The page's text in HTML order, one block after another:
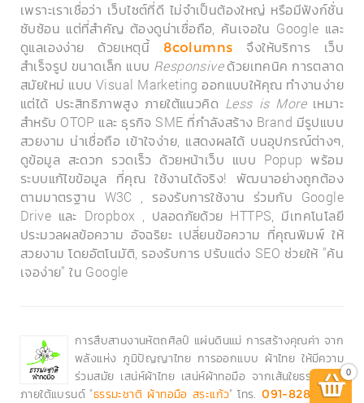
เพราะเราเชื่อว่า เว็บไซต์ที่ดี ไม่จำเป็นต้องใหญ่ หรือมีฟังก์ชั่น
ซับซ้อน แต่ที่สำคัญ ต้องดูน่าเชื่อถือ, ค้นเจอใน Google และ
ดูแลเองง่าย ด้วยเหตุนี้
8columns
จึงให้บริการ เว็บ
สำเร็จรูป ขนาดเล็ก แบบ Responsiveด้วยเทคนิค การตลาด
สมัยใหม่ แบบ Visual Marketing ออกแบบให้คุณ ทำงานง่าย
แต่ได้ ประสิทธิภาพสูง ภายใต้แนวคิด Less is Moreเหมาะ
สำหรับ OTOP และ ธุรกิจ SME ที่กำลังสร้าง Brand มีรูปแบบ
สวยงาม น่าเชื่อถือ เข้าใจง่าย, แสดงผลได้ บนอุปกรณ์ต่างๆ,
ดูข้อมูล สะดวก รวดเร็ว ด้วยหน้าเว็บ แบบ Popup พร้อม
ระบบแก้ไขข้อมูล ที่คุณ ใช้งานได้จริง! พัฒนาอย่างถูกต้อง
ตามมาตรฐาน W3C , รองรับการใช้งาน ร่วมกับ Google
Drive และ Dropbox , ปลอดภัยด้วย HTTPS, มีเทคโนโลยี
ประมวลผลข้อความ อัจฉริยะ เปลี่ยนข้อความ ที่คุณพิมพ์ ให้
สวยงาม โดยอัตโนมัติ, รองรับการ ปรับแต่ง SEO ช่วยให้ "ค้น
เจอง่าย" ใน Google
การสืบสานงานหัตถศิลป์ แผ่นดินแม่ การสร้างคุณค่า จาก
พลังแห่ง ภูมิปัญญาไทย การออกแบบ ผ้าไทย ให้มีความ
ร่วมสมัย เสน่ห์ผ้าไทย เสน่ห์ผ้าทอมือ จากเส้นใยธรรมชาติ
ภายใต้แบรนด์ "ธรรมะชาติ ผ้าทอมือ สระแก้ว" โทร. 091-828-2454
0